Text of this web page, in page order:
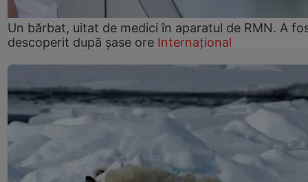
Un bărbat, uitat de medici în aparatul de RMN. A
descoperit după șase ore Internațional